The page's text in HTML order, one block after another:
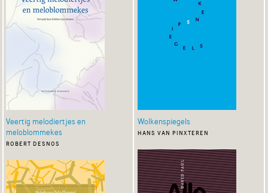
Veertig melodiertjes en
meloblommekes
robert desnos
Wolkenspiegels
hans van pinxteren